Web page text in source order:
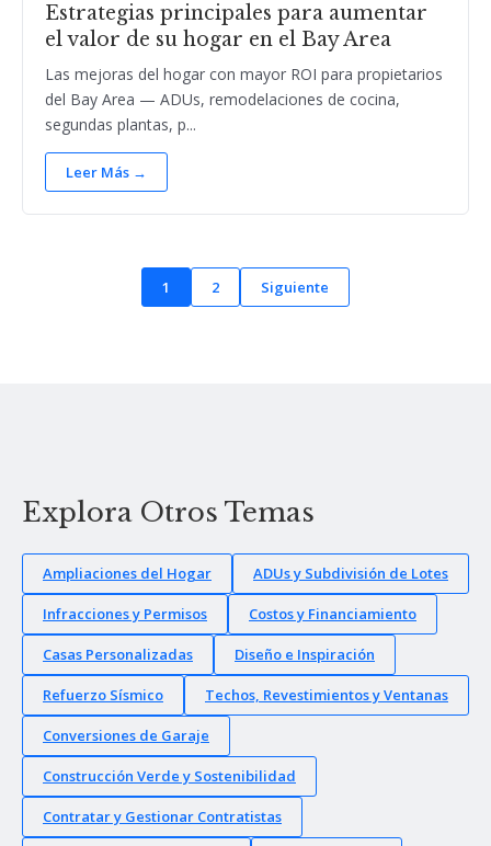
Estrategias principales para aumentar
el valor de su hogar en el Bay Area
Las mejoras del hogar con mayor ROI para propietarios
del Bay Area — ADUs, remodelaciones de cocina,
segundas plantas, p...
Leer Más →
1 2 Siguiente
Explora Otros Temas
Ampliaciones del Hogar ADUs y Subdivisión de Lotes
Infracciones y Permisos Costos y Financiamiento
Casas Personalizadas Diseño e Inspiración
Refuerzo Sísmico Techos, Revestimientos y Ventanas
Conversiones de Garaje
Construcción Verde y Sostenibilidad
Contratar y Gestionar Contratistas